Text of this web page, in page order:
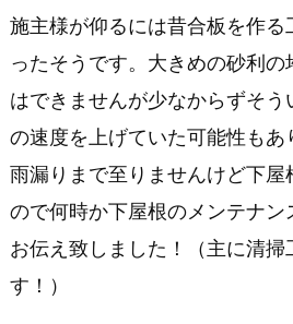
施主様が仰るには昔合板を作る
ったそうです。大きめの砂利の
はできませんが少なからずそ
の速度を上げていた可能性もあ
雨漏りまで至りませんけど下屋
ので何時か下屋根のメンテナン
お伝え致しました！（主に清掃
す！）